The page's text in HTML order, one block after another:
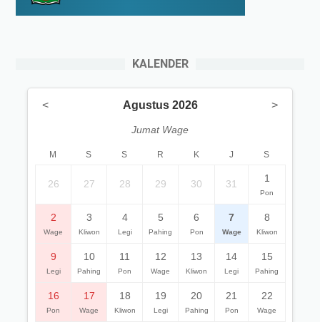
KALENDER
< Agustus 2026 >
Jumat Wage
M S S R K J S
26 27 28 29 30 31 1
Pon
2
Wage
3
Kliwon
4
Legi
5
Pahing
6
Pon
7
Wage
8
Kliwon
9
Legi
10
Pahing
11
Pon
12
Wage
13
Kliwon
14
Legi
15
Pahing
16
Pon
17
Wage
18
Kliwon
19
Legi
20
Pahing
21
Pon
22
Wage